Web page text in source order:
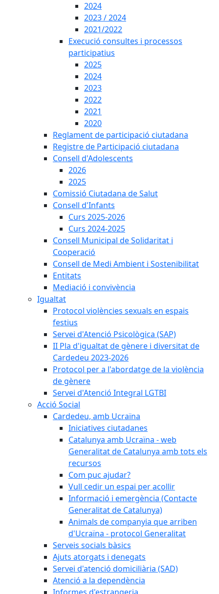
2024
2023 / 2024
2021/2022
Execució consultes i processos
participatius
2025
2024
2023
2022
2021
2020
Reglament de participació ciutadana
Registre de Participació ciutadana
Consell d'Adolescents
2026
2025
Comissió Ciutadana de Salut
Consell d'Infants
Curs 2025-2026
Curs 2024-2025
Consell Municipal de Solidaritat i
Cooperació
Consell de Medi Ambient i Sostenibilitat
Entitats
Mediació i convivència
Igualtat
Protocol violències sexuals en espais
festius
Servei d'Atenció Psicològica (SAP)
II Pla d'igualtat de gènere i diversitat de
Cardedeu 2023-2026
Protocol per a l'abordatge de la violència
de gènere
Servei d'Atenció Integral LGTBI
Acció Social
Cardedeu, amb Ucraïna
Iniciatives ciutadanes
Catalunya amb Ucraïna - web
Generalitat de Catalunya amb tots els
recursos
Com puc ajudar?
Vull cedir un espai per acollir
Informació i emergència (Contacte
Generalitat de Catalunya)
Animals de companyia que arriben
d'Ucraïna - protocol Generalitat
Serveis socials bàsics
Ajuts atorgats i denegats
Servei d'atenció domiciliària (SAD)
Atenció a la dependència